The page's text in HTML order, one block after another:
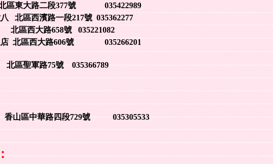
區東大路二段377號 035422989
北區西濱路一段217號 035362277
區西大路658號 035221082
店 北區西大路606號 035266201
聖軍路75號 035366789
區中華路四段729號 035305533